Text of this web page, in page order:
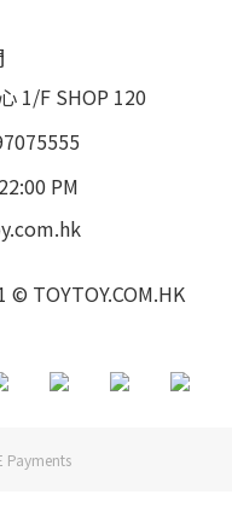
1/F SHOP 120
PM
TOYTOY.COM.HK
Payments